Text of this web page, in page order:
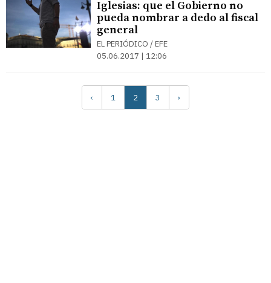
Iglesias: que el Gobierno no
pueda nombrar a dedo al fiscal
general
EL PERIÓDICO / EFE
05.06.2017 | 12:06
‹ 1 2 3 ›